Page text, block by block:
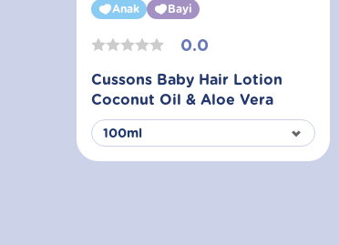
Anak Bayi
0.0
Cussons Baby Hair Lotion
Coconut Oil & Aloe Vera